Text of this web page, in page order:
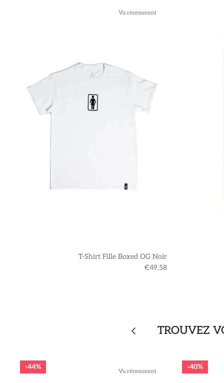
Vu récemment
T-Shirt Fille Boxed OG Noir
€49,58
TROUVEZ
Vu récemment
44% 40%